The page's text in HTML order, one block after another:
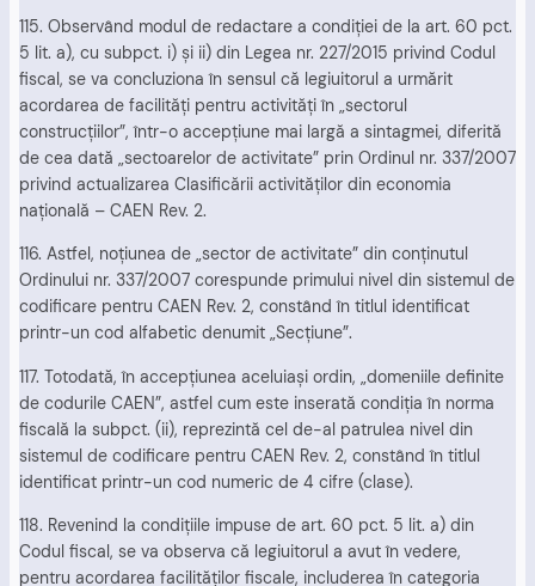
115. Observând modul de redactare a condiţiei de la art. 60 pct.
5 lit. a), cu subpct. i) şi ii) din Legea nr. 227/2015 privind Codul
fiscal, se va concluziona în sensul că legiuitorul a urmărit
acordarea de facilităţi pentru activităţi în „sectorul
construcţiilor”, într-o accepţiune mai largă a sintagmei, diferită
de cea dată „sectoarelor de activitate” prin Ordinul nr. 337/2007
privind actualizarea Clasificării activităţilor din economia
naţională – CAEN Rev. 2.
116. Astfel, noţiunea de „sector de activitate” din conţinutul
Ordinului nr. 337/2007 corespunde primului nivel din sistemul de
codificare pentru CAEN Rev. 2, constând în titlul identificat
printr-un cod alfabetic denumit „Secţiune”.
117. Totodată, în accepţiunea aceluiaşi ordin, „domeniile definite
de codurile CAEN”, astfel cum este inserată condiţia în norma
fiscală la subpct. (ii), reprezintă cel de-al patrulea nivel din
sistemul de codificare pentru CAEN Rev. 2, constând în titlul
identificat printr-un cod numeric de 4 cifre (clase).
118. Revenind la condiţiile impuse de art. 60 pct. 5 lit. a) din
Codul fiscal, se va observa că legiuitorul a avut în vedere,
pentru acordarea facilităţilor fiscale, includerea în categoria